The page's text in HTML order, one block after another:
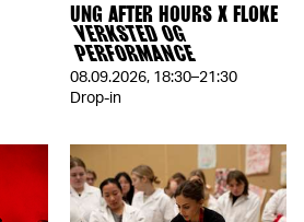
UNG AFTER HOURS X FLOKE
VERKSTED OG
PERFORMANCE
08.09.2026, 18:30–21:30
Drop-in